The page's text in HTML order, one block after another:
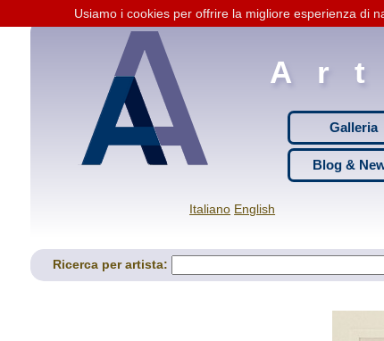
Usiamo i cookies per offrire la migliore esperienza di
Galleria
Blog &
Italiano English
Ricerca per artista: